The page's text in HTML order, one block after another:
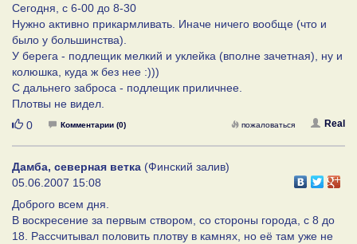
Сегодня, с 6-00 до 8-30
Нужно активно прикармливать. Иначе ничего вообще (что и
было у большинства).
У берега - подлещик мелкий и уклейка (вполне зачетная), ну и
колюшка, куда ж без нее :)))
С дальнего заброса - подлещик приличнее.
Плотвы не видел.
Нравится
0 Комментарии (0) Real
пожаловаться
Дамба, северная ветка (Финский залив)
05.06.2007 15:08
Доброго всем дня.
В воскресение за первым створом, со стороны города, с 8 до
18. Рассчитывал половить плотву в камнях, но её там уже не